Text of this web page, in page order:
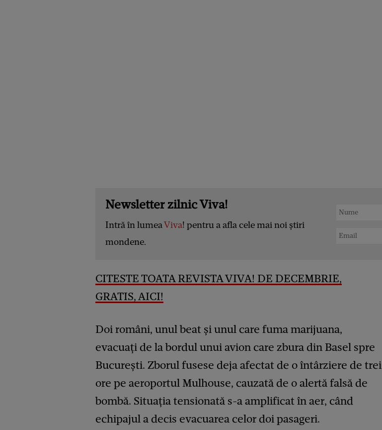
Newsletter zilnic Viva!
Intră în lumeaViva! pentru a afla cele mai noi știri
mondene.
CITESTE TOATA REVISTA VIVA! DE DECEMBRIE,
GRATIS, AICI!
Doi români, unul beat și unul care fuma marijuana,
evacuați de la bordul unui avion care zbura din Basel spre
București. Zborul fusese deja afectat de o întârziere de trei
ore pe aeroportul Mulhouse, cauzată de o alertă falsă de
bombă. Situația tensionată s-a amplificat în aer, când
echipajul a decis evacuarea celor doi pasageri.